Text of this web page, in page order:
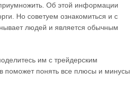
Об этой информации
Но советуем ознакомиться и с
людей и является обычным
им с трейдерским
поможет понять все плюсы и минусы